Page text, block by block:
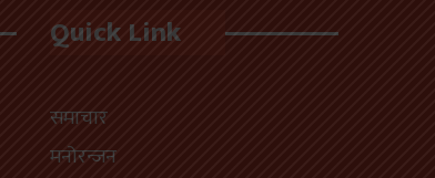
Quick Link
समाचार
मनोरन्जन